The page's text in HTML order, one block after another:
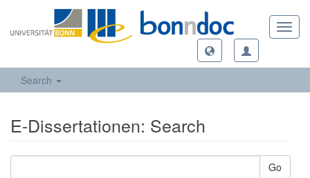
Search
E-Dissertationen: Search
Go